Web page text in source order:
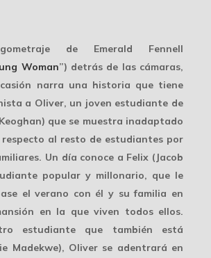
de Emerald Fennell
Woman”) detrás de las cámaras,
narra una historia que tiene
a Oliver, un joven estudiante de
que se muestra inadaptado
respecto al resto de estudiantes por
Un día conoce a Felix (Jacob
popular y millonario, que le
el verano con él y su familia en
en la que viven todos ellos.
estudiante que también está
Madekwe), Oliver se adentrará en